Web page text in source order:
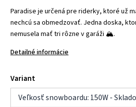
Paradise je určená pre riderky, ktoré už
nechcú sa obmedzovať. Jedna doska,
nemusela mať tri rôzne v garáži 🏔️.
Detailné informácie
Variant
Veľkosť snowboardu: 150W -